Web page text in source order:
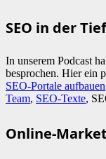
SEO in der
In unserem Podcast
besprochen. Hier ein
SEO-Portale aufbauen
Team, SEO-Texte,
Online-